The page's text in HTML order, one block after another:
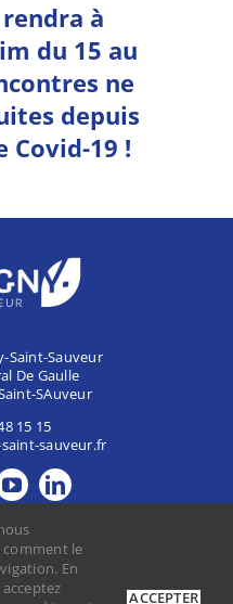
rendra à
du 15 au
ne
depuis
Covid-19 !
Saint-Sauveur
De Gaulle
SAuveur
15 15
sauveur.fr
MAIRIE
le
En
ACCEPTER